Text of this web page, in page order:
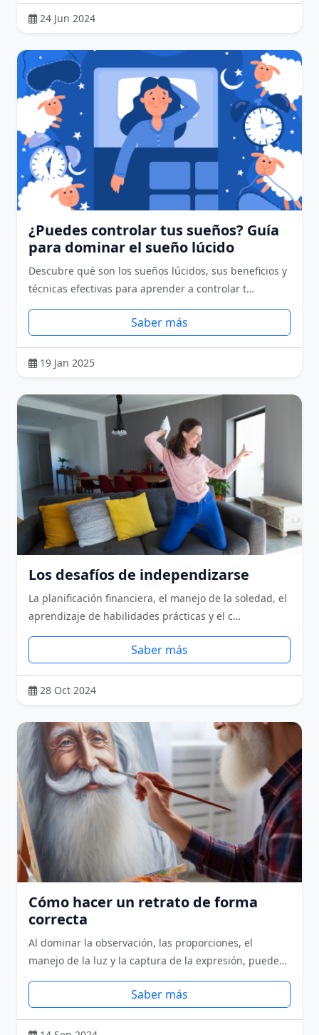
24 Jun 2024
¿Puedes controlar tus sueños? Guía
para dominar el sueño lúcido
Descubre qué son los sueños lúcidos, sus beneficios y
técnicas efectivas para aprender a controlar t…
Saber más
19 Jan 2025
Los desafíos de independizarse
La planificación financiera, el manejo de la soledad, el
aprendizaje de habilidades prácticas y el c…
Saber más
28 Oct 2024
Cómo hacer un retrato de forma
correcta
Al dominar la observación, las proporciones, el
manejo de la luz y la captura de la expresión, puede…
Saber más